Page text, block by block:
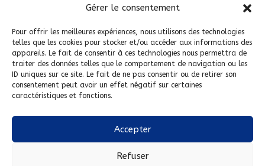
Gérer le consentement
Pour offrir les meilleures expériences, nous utilisons des technologies
telles que les cookies pour stocker et/ou accéder aux informations des
appareils. Le fait de consentir à ces technologies nous permettra de
traiter des données telles que le comportement de navigation ou les
ID uniques sur ce site. Le fait de ne pas consentir ou de retirer son
consentement peut avoir un effet négatif sur certaines
caractéristiques et fonctions.
Accepter
Refuser
Devenez Délégué·e Régional·e !
Trouvez-nous près de chez vous !
Mentions légales
Conditions générales de vente
Politique de confidentialité